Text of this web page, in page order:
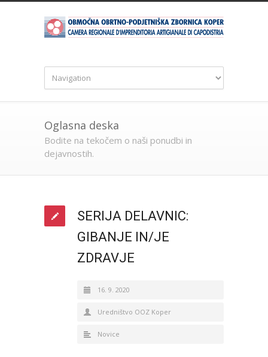
Oglasna deska
Bodite na tekočem o naši ponudbi in
dejavnostih.
SERIJA DELAVNIC:
GIBANJE IN/JE
ZDRAVJE
16. 9. 2020
Uredništvo OOZ Koper
Novice